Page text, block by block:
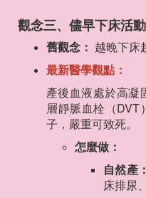
觀念三、儘早下床活
舊觀念： 越晚下床
最新醫學觀點：
產後血液處於高凝
層靜脈血栓（DVT
子，嚴重可致死。
怎麼做：
自然產：
床排尿